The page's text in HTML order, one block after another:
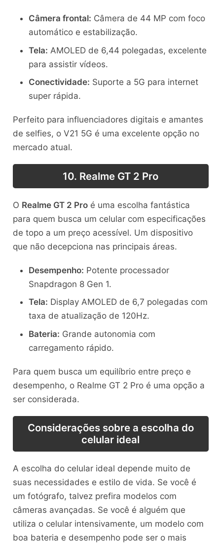
Câmera frontal: Câmera de 44 MP com foco
automático e estabilização.
Tela: AMOLED de 6,44 polegadas, excelente
para assistir vídeos.
Conectividade: Suporte a 5G para internet
super rápida.
Perfeito para influenciadores digitais e amantes
de selfies, o V21 5G é uma excelente opção no
mercado atual.
10. Realme GT 2 Pro
O Realme GT 2 Proé uma escolha fantástica
para quem busca um celular com especificações
de topo a um preço acessível. Um dispositivo
que não decepciona nas principais áreas.
Desempenho: Potente processador
Snapdragon 8 Gen 1.
Tela: Display AMOLED de 6,7 polegadas com
taxa de atualização de 120Hz.
Bateria: Grande autonomia com
carregamento rápido.
Para quem busca um equilíbrio entre preço e
desempenho, o Realme GT 2 Pro é uma opção a
ser considerada.
Considerações sobre a escolha do
celular ideal
A escolha do celular ideal depende muito de
suas necessidades e estilo de vida. Se você é
um fotógrafo, talvez prefira modelos com
câmeras avançadas. Se você é alguém que
utiliza o celular intensivamente, um modelo com
boa bateria e desempenho pode ser o mais